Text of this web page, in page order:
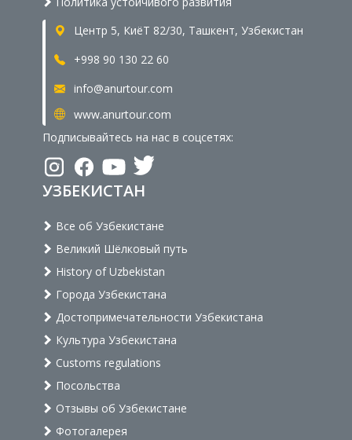
Центр 5, КиёТ 82/30, Ташкент, Узбекистан
+998 90 130 22 60
info@anurtour.com
www.anurtour.com
Подписывайтесь на нас в соцсетях:
УЗБЕКИСТАН
Все об Узбекистане
Великий Шёлковый путь
History of Uzbekistan
Города Узбекистана
Достопримечательности Узбекистана
Культура Узбекистана
Customs regulations
Посольства
Отзывы об Узбекистане
Фотогалерея